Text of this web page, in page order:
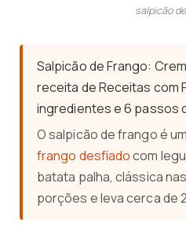
salpicão
Salpicão de Frango:
receita de Receitas com
ingredientes e 6 passos
O salpicão de frango é
frango desfiadocom
batata palha, clássica
porções e leva cerca de